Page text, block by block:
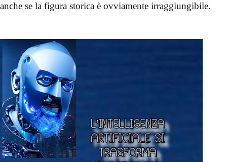
anche se la figura storica è ovviamente irraggiungibile.